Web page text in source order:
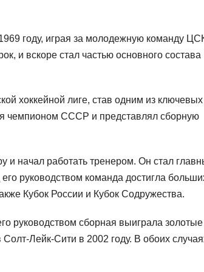
году, играя за молодежную команду
и вскоре стал частью основного состава
хоккейной лиге, став одним из ключевых
чемпионом СССР и представлял сборную
и начал работать тренером. Он стал
руководством команда достигла
Кубок России и Кубок Содружества.
руководством сборная выиграла золотые
Лейк-Сити в 2002 году. В обоих